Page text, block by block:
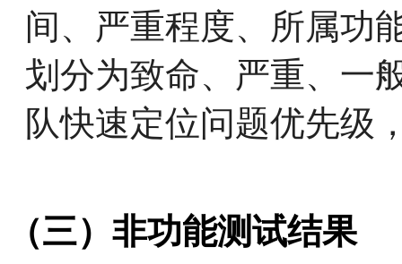
间、严重程度、所属功
划分为致命、严重、一
队快速定位问题优先级
（三）非功能测试结果